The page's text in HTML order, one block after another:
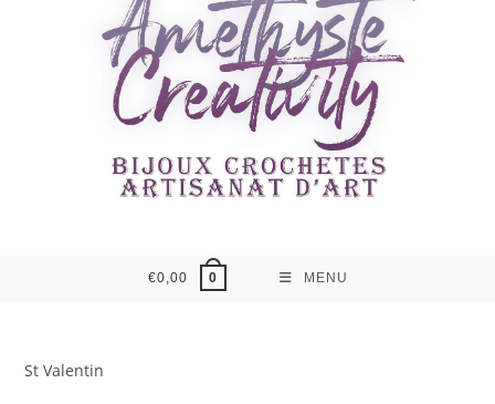
€0,00 0 MENU
St Valentin